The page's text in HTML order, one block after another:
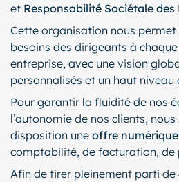
et Responsabilité Sociétale des
Cette organisation nous
besoins des dirigeants à
entreprise, avec une vision
personnalisés et un haut niveau
Pour garantir la fluidité de nos
l’autonomie de nos clients,
disposition une offre
comptabilité, de facturation, de
Afin de tirer pleinement parti de